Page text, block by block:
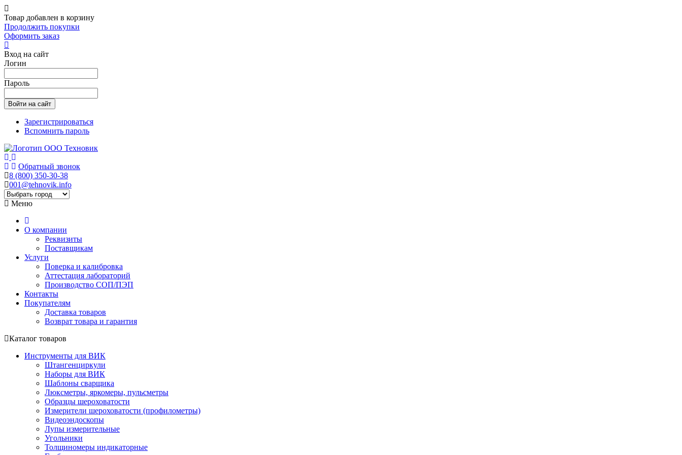
Товар добавлен в корзину
Продолжить покупки
Оформить заказ
Вход на сайт
Логин
Пароль
Зарегистрироваться
Вспомнить пароль
Обратный звонок
8 (800) 350-30-38
001@tehnovik.info
Меню
О компании
Реквизиты
Поставщикам
Услуги
Поверка и калибровка
Аттестация лабораторий
Производство СОП/ПЭП
Контакты
Покупателям
Доставка товаров
Возврат товара и гарантия
Каталог товаров
Инструменты для ВИК
Штангенциркули
Наборы для ВИК
Шаблоны сварщика
Люксметры, яркомеры, пульсметры
Образцы шероховатости
Измерители шероховатости (профилометры)
Видеоэндоскопы
Лупы измерительные
Угольники
Толщиномеры индикаторные